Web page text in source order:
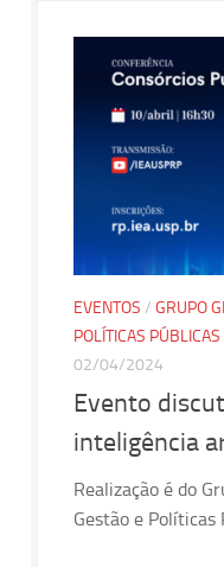
EVENTOS / GRUPO
POLÍTICAS
02/04/2024
Evento
inteligência
Realização é do
Gestão e Políticas